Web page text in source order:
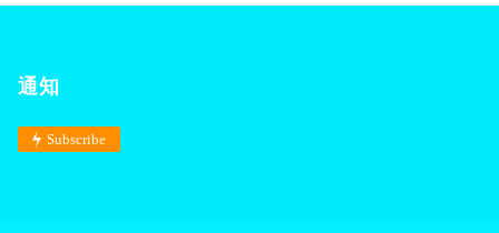
通知
Subscribe